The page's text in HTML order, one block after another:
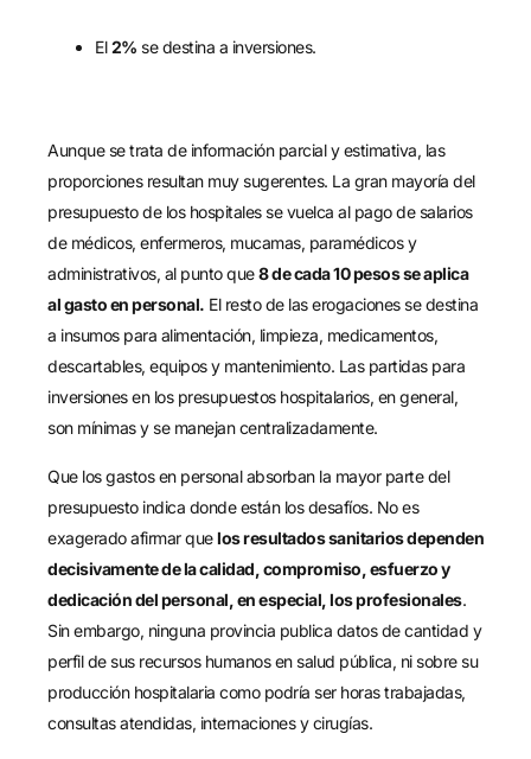
El2% se destina a inversiones.
Aunque se trata de información parcial y estimativa, las
proporciones resultan muy sugerentes. La gran mayoría del
presupuesto de los hospitales se vuelca al pago de salarios
de médicos, enfermeros, mucamas, paramédicos y
administrativos, al punto que8 de cada 10 pesos se aplica
al gasto en personal. El resto de las erogaciones se destina
a insumos para alimentación, limpieza, medicamentos,
descartables, equipos y mantenimiento. Las partidas para
inversiones en los presupuestos hospitalarios, en general,
son mínimas y se manejan centralizadamente.
Que los gastos en personal absorban la mayor parte del
presupuesto indica donde están los desafíos. No es
exagerado afirmar quelos resultados sanitarios dependen
decisivamente de la calidad, compromiso, esfuerzo y
dedicación del personal, en especial, los profesionales.
Sin embargo, ninguna provincia publica datos de cantidad y
perfil de sus recursos humanos en salud pública, ni sobre su
producción hospitalaria como podría ser horas trabajadas,
consultas atendidas, internaciones y cirugías.